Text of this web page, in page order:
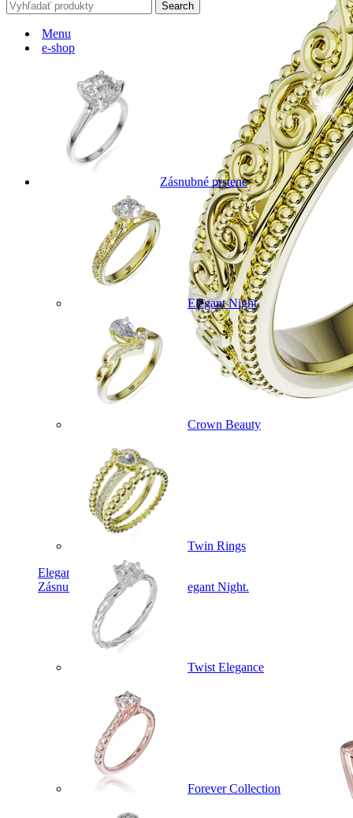
Elegant Night
Zásnubné prstne z kolekcie Elegant Night.
Search
Menu
e-shop
Zásnubné prstene
Elegant Night
Crown Beauty
Twin Rings
Twist Elegance
Forever Collection